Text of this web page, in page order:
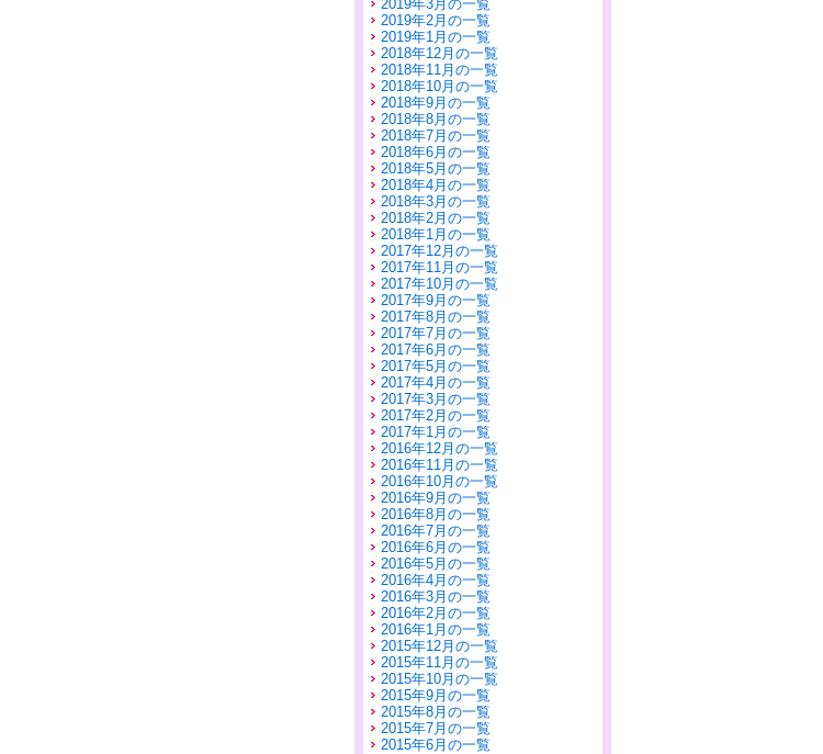
2019年3月の一覧
2019年2月の一覧
2019年1月の一覧
2018年12月の一覧
2018年11月の一覧
2018年10月の一覧
2018年9月の一覧
2018年8月の一覧
2018年7月の一覧
2018年6月の一覧
2018年5月の一覧
2018年4月の一覧
2018年3月の一覧
2018年2月の一覧
2018年1月の一覧
2017年12月の一覧
2017年11月の一覧
2017年10月の一覧
2017年9月の一覧
2017年8月の一覧
2017年7月の一覧
2017年6月の一覧
2017年5月の一覧
2017年4月の一覧
2017年3月の一覧
2017年2月の一覧
2017年1月の一覧
2016年12月の一覧
2016年11月の一覧
2016年10月の一覧
2016年9月の一覧
2016年8月の一覧
2016年7月の一覧
2016年6月の一覧
2016年5月の一覧
2016年4月の一覧
2016年3月の一覧
2016年2月の一覧
2016年1月の一覧
2015年12月の一覧
2015年11月の一覧
2015年10月の一覧
2015年9月の一覧
2015年8月の一覧
2015年7月の一覧
2015年6月の一覧